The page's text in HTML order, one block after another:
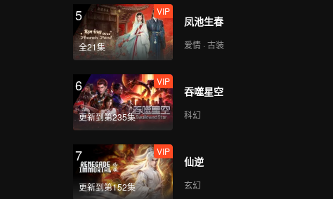
5
全21集
VIP
凤池生春
爱情 · 古装
6
更新到第235集
VIP
吞噬星空
科幻
7
更新到第152集
VIP
仙逆
玄幻